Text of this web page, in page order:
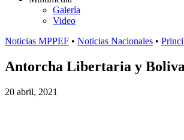
Galería
Video
Noticias MPPEF • Noticias Nacionales •
Antorcha Libertaria y
20 abril, 2021